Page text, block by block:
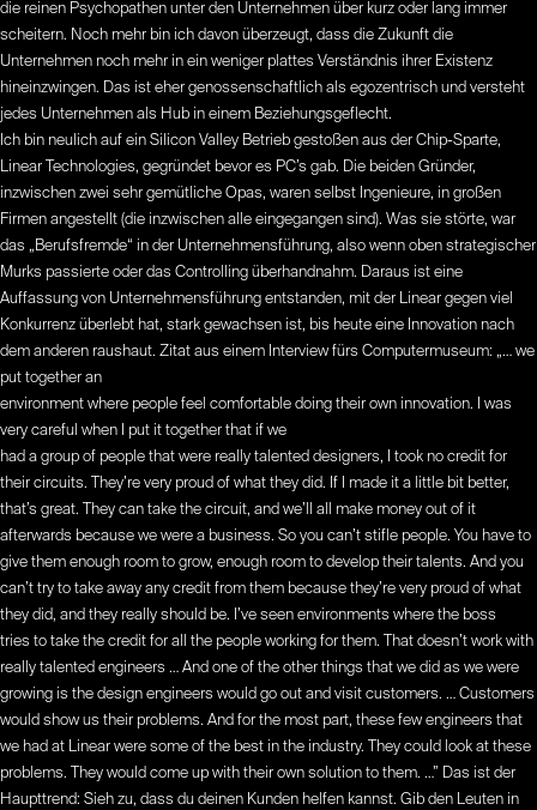
die reinen Psychopathen unter den Unternehmen über kurz oder lang immer
scheitern. Noch mehr bin ich davon überzeugt, dass die Zukunft die
Unternehmen noch mehr in ein weniger plattes Verständnis ihrer Existenz
hineinzwingen. Das ist eher genossenschaftlich als egozentrisch und versteht
jedes Unternehmen als Hub in einem Beziehungsgeflecht.
Ich bin neulich auf ein Silicon Valley Betrieb gestoßen aus der Chip-Sparte,
Linear Technologies, gegründet bevor es PC’s gab. Die beiden Gründer,
inzwischen zwei sehr gemütliche Opas, waren selbst Ingenieure, in großen
Firmen angestellt (die inzwischen alle eingegangen sind). Was sie störte, war
das „Berufsfremde“ in der Unternehmensführung, also wenn oben strategischer
Murks passierte oder das Controlling überhandnahm. Daraus ist eine
Auffassung von Unternehmensführung entstanden, mit der Linear gegen viel
Konkurrenz überlebt hat, stark gewachsen ist, bis heute eine Innovation nach
dem anderen raushaut. Zitat aus einem Interview fürs Computermuseum: „… we
put together an
environment where people feel comfortable doing their own innovation. I was
very careful when I put it together that if we
had a group of people that were really talented designers, I took no credit for
their circuits. They’re very proud of what they did. If I made it a little bit better,
that’s great. They can take the circuit, and we’ll all make money out of it
afterwards because we were a business. So you can’t stifle people. You have to
give them enough room to grow, enough room to develop their talents. And you
can’t try to take away any credit from them because they’re very proud of what
they did, and they really should be. I’ve seen environments where the boss
tries to take the credit for all the people working for them. That doesn’t work with
really talented engineers … And one of the other things that we did as we were
growing is the design engineers would go out and visit customers. … Customers
would show us their problems. And for the most part, these few engineers that
we had at Linear were some of the best in the industry. They could look at these
problems. They would come up with their own solution to them. …” Das ist der
Haupttrend: Sieh zu, dass du deinen Kunden helfen kannst. Gib den Leuten in